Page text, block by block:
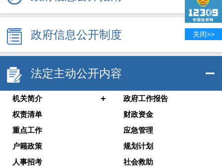
政府信息公开制度
法定主动公开内容
机关简介 +
政府工作报告
权责清单
财政资金
重点工作
应急管理
户籍政策
规划计划
人事招考
社会救助
关闭>>